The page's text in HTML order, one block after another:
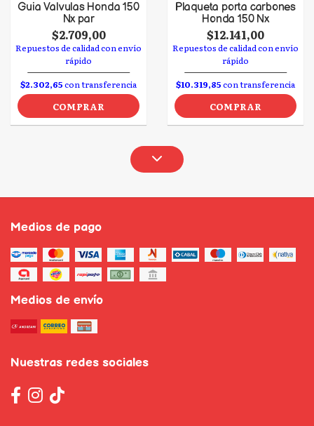
Guia Valvulas Honda 150
Nx par
$2.709,00
Repuestos de calidad con envío
rápido
$2.302,65con transferencia
COMPRAR
Plaqueta porta carbones
Honda 150 Nx
$12.141,00
Repuestos de calidad con envío
rápido
$10.319,85con transferencia
COMPRAR
Medios de pago
Medios de envío
Nuestras redes sociales